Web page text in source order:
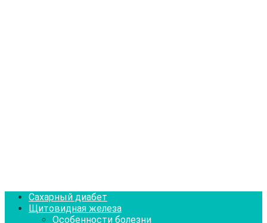
Сахарный диабет
Щитовидная железа
Особенности болезни